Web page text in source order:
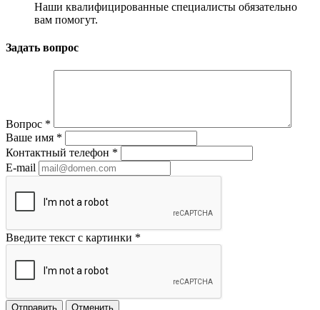
Наши квалифицированные специалисты обязательно
вам помогут.
Задать вопрос
Вопрос *
Ваше имя *
Контактный телефон *
E-mail
Введите текст с картинки *
Отправить Отменить